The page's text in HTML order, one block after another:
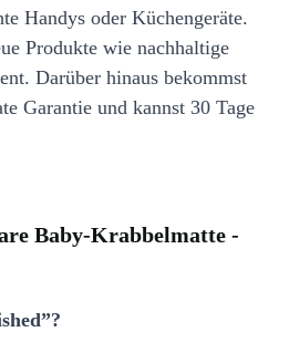
Handys oder Küchengeräte.
Produkte wie nachhaltige
Darüber hinaus bekommst
Garantie und kannst 30 Tage
Baby-Krabbelmatte -